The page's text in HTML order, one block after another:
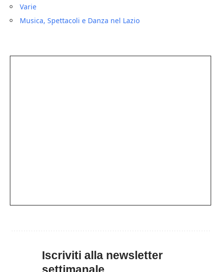
Varie
Musica, Spettacoli e Danza nel Lazio
Iscriviti alla newsletter